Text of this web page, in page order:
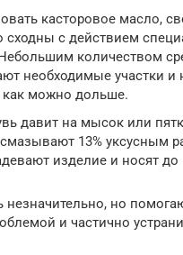
касторовое масло,
сходны с действием
количеством
необходимые участки и
как можно дольше.
давит на мысок или
13% уксусным
изделие и носят
незначительно, но
и частично